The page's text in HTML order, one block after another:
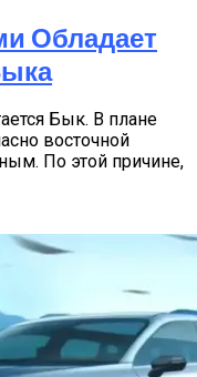
Обладает
Бык. В плане
восточной
По этой причине,